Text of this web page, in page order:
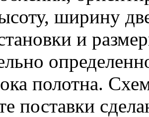
ширину
и
полотна.
поставки